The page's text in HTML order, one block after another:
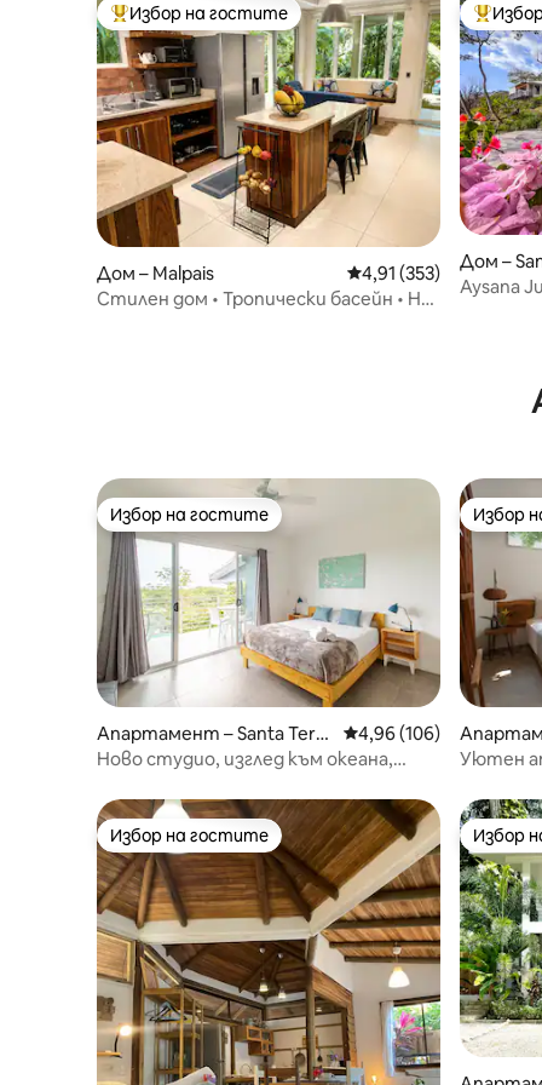
Най-популярен избор на гостите
Избор на гостите
Дом – Malpais Средна оценка: 4,91
4,91 (353)
Стилен дом • Тропически басейн • На
Най-
Дом –
Aysana
Избор на гостите
Избор на гостите
Апартамент – Santa Tere
sa
Средна оценка: 4,96
4,96 (106)
Ново студио, изглед към океана,
Избор
Избор
a Beach,
Уютен
Избор на гостите
Избор на гостите Избор
Избор